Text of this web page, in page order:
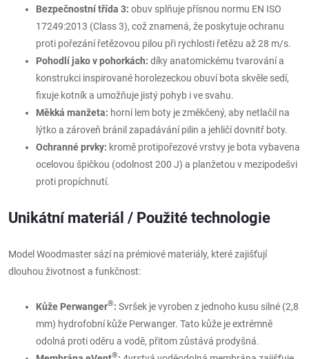
Bezpečnostní třída 3: obuv splňuje přísnou normu EN ISO
17249:2013 (Class 3), což znamená, že poskytuje ochranu
proti pořezání řetězovou pilou při rychlosti řetězu až 28 m/s.
Pohodlí jako v pohorkách: díky anatomickému tvarování a
konstrukci inspirované horolezeckou obuví bota skvěle sedí,
fixuje kotník a umožňuje jistý pohyb i ve svahu.
Měkká manžeta: horní lem boty je změkčený, aby netlačil na
lýtko a zároveň bránil zapadávání pilin a jehličí dovnitř boty.
Ochranné prvky: kromě protipořezové vrstvy je bota vybavena
ocelovou špičkou (odolnost 200 J) a planžetou v mezipodešvi
proti propíchnutí.
Unikátní materiál / Použité technologie
Model Woodmaster sází na prémiové materiály, které zajišťují
dlouhou životnost a funkčnost:
Kůže Perwanger®: Svršek je vyroben z jednoho kusu silné (2,8
mm) hydrofobní kůže Perwanger. Tato kůže je extrémně
odolná proti oděru a vodě, přitom zůstává prodyšná.
®